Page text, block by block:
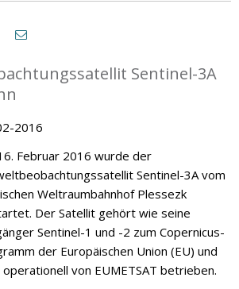
Sentinel-3A
2016
Februar 2016 wurde der
Sentinel-3A vom
Weltraumbahnhof Plessezk
Der Satellit gehört wie seine
Sentinel-1 und -2 zum Copernicus-
der Europäischen Union (EU) und
von EUMETSAT betrieben.